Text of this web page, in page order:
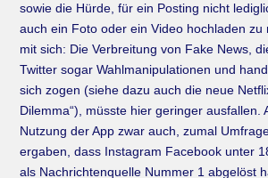
sowie die Hürde, für ein Posting nicht
auch ein Foto oder ein Video hochladen zu
mit sich: Die Verbreitung von Fake News,
Twitter sogar Wahlmanipulationen und
sich zogen (siehe dazu auch die neue
Dilemma“), müsste hier geringer ausfallen.
Nutzung der App zwar auch, zumal
ergaben, dass Insta­gram Facebook unter
als Nachrichtenquelle Nummer 1 abgelöst